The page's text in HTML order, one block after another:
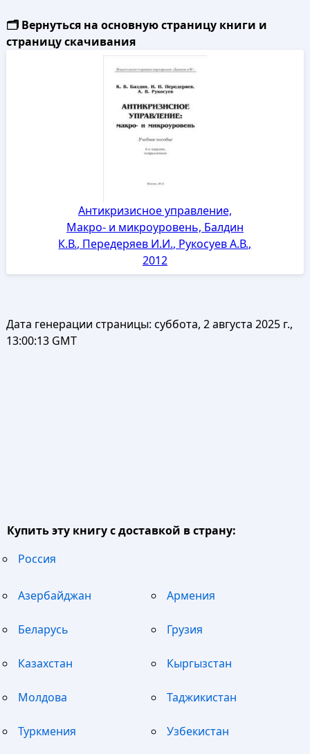
🗂️ Вернуться на основную страницу книги и
страницу скачивания
Антикризисное управление,
Макро- и микроуровень, Балдин
К.В., Передеряев И.И., Рукосуев А.В.,
2012
Дата генерации страницы: суббота, 2 августа 2025 г.,
13:00:13 GMT
Купить эту книгу с доставкой в страну:
Россия
Азербайджан Армения
Беларусь Грузия
Казахстан Кыргызстан
Молдова Таджикистан
Туркмения Узбекистан